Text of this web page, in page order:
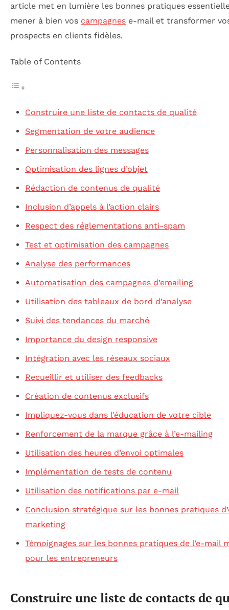
article met en lumière les bonnes pratiques
mener à bien vos campagnes e-mail et transformer
prospects en clients fidèles.
Table of Contents
Construire une liste de contacts de qualité
Segmentation de votre audience
Personnalisation des messages
Optimisation des lignes d’objet
Rédaction de contenus de qualité
Inclusion d’appels à l’action clairs
Respect des réglementations anti-spam
Test et optimisation des campagnes
Analyse des performances
Automatisation des campagnes d’emailing
Utilisation des tableaux de bord d’analyse
Suivi des tendances du marché
Importance du design responsive
Intégration avec les réseaux sociaux
Recueillir et utiliser des feedbacks
Création de contenus exclusifs
Impliquez-vous dans l’éducation de votre cible
Renforcement de la marque grâce à l’e-mailing
Utilisation des heures d’envoi optimales
Implémentation de tests de contenu
Utilisation des notifications par e-mail
Conclusion stratégique sur les bonnes pratiques
marketing
Témoignages sur les bonnes pratiques de l’e-mail
pour les entrepreneurs
Construire une liste de contacts de